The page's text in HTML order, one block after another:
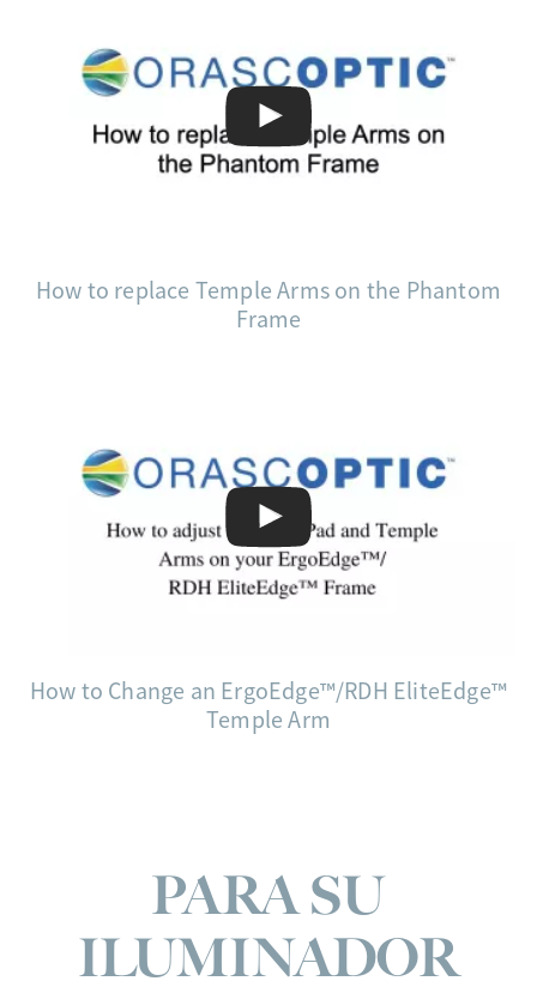
How to replace Temple Arms on the Phantom
Frame
How to Change an ErgoEdge™/RDH EliteEdge™
Temple Arm
PARA SU
ILUMINADOR